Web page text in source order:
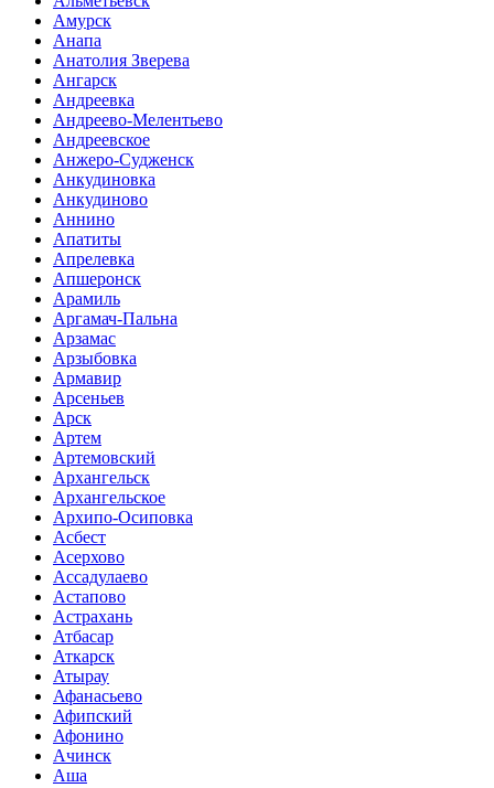
Амурск
Анапа
Анатолия Зверева
Ангарск
Андреевка
Андреево-Мелентьево
Андреевское
Анжеро-Судженск
Анкудиновка
Анкудиново
Аннино
Апатиты
Апрелевка
Апшеронск
Арамиль
Аргамач-Пальна
Арзамас
Арзыбовка
Армавир
Арсеньев
Арск
Артем
Артемовский
Архангельск
Архангельское
Архипо-Осиповка
Асбест
Асерхово
Ассадулаево
Астапово
Астрахань
Атбасар
Аткарск
Атырау
Афанасьево
Афипский
Афонино
Ачинск
Аша